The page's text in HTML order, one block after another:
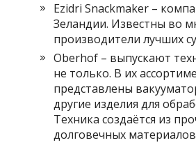
Ezidri Snackmaker –
Зеландии. Известны во
производители лучших
Oberhof – выпускают
не только. В их
представлены
другие изделия для
Техника создаётся из
долговечных